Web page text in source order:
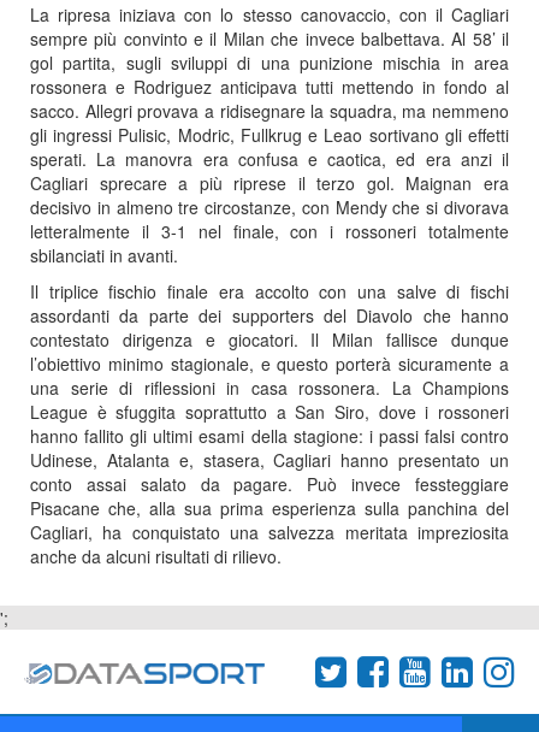
La ripresa iniziava con lo stesso canovaccio, con il Cagliari
sempre più convinto e il Milan che invece balbettava. Al 58’ il
gol partita, sugli sviluppi di una punizione mischia in area
rossonera e Rodriguez anticipava tutti mettendo in fondo al
sacco. Allegri provava a ridisegnare la squadra, ma nemmeno
gli ingressi Pulisic, Modric, Fullkrug e Leao sortivano gli effetti
sperati. La manovra era confusa e caotica, ed era anzi il
Cagliari sprecare a più riprese il terzo gol. Maignan era
decisivo in almeno tre circostanze, con Mendy che si divorava
letteralmente il 3-1 nel finale, con i rossoneri totalmente
sbilanciati in avanti.
Il triplice fischio finale era accolto con una salve di fischi
assordanti da parte dei supporters del Diavolo che hanno
contestato dirigenza e giocatori. Il Milan fallisce dunque
l’obiettivo minimo stagionale, e questo porterà sicuramente a
una serie di riflessioni in casa rossonera. La Champions
League è sfuggita soprattutto a San Siro, dove i rossoneri
hanno fallito gli ultimi esami della stagione: i passi falsi contro
Udinese, Atalanta e, stasera, Cagliari hanno presentato un
conto assai salato da pagare. Può invece fessteggiare
Pisacane che, alla sua prima esperienza sulla panchina del
Cagliari, ha conquistato una salvezza meritata impreziosita
anche da alcuni risultati di rilievo.
';